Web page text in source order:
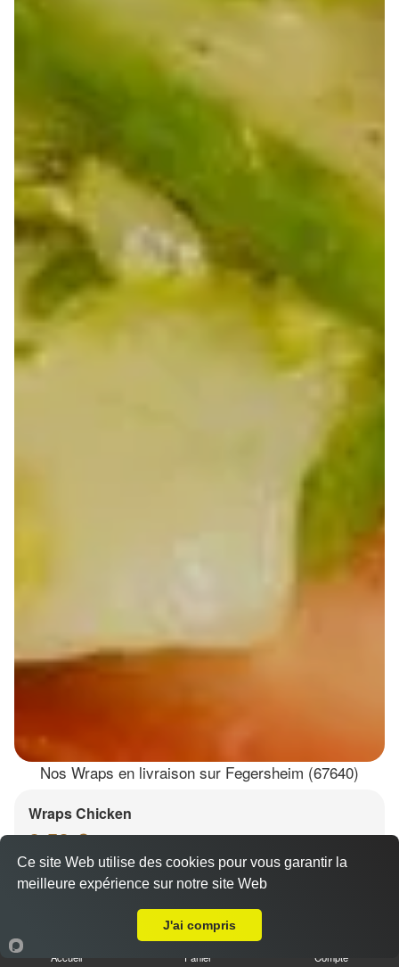
Nos Wraps en livraison sur Fegersheim (67640)
Wraps Chicken
8.50 €
Accueil Panier Compte
Ce site Web utilise des cookies pour vous garantir la
meilleure expérience sur notre site Web
J'ai compris